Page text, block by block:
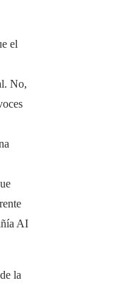
el
No,
AI
la